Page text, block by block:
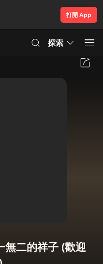
打開 App
探索
無二的祥子 (歡迎